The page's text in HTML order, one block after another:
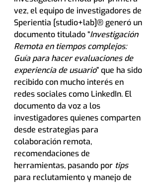
vez, el equipo de investigadores de
Sperientia [studio+lab]® generó un
documento titulado “Investigación
Remota en tiempos complejos:
Guía para hacer evaluaciones de
experiencia de usuario” que ha sido
recibido con mucho interés en
redes sociales como LinkedIn. El
documento da voz a los
investigadores quienes comparten
desde estrategias para
colaboración remota,
recomendaciones de
herramientas, pasando por tips
para reclutamiento y manejo de